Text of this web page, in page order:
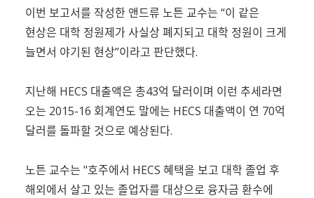
이번 보고서를 작성한 앤드류 노튼 교수는 “이 같은
현상은 대학 정원제가 사실상 폐지되고 대학 정원이 크게
늘면서 야기된 현상”이라고 판단했다.
지난해 HECS 대출액은 총43억 달러이며 이런 추세라면
오는 2015-16 회계연도 말에는 HECS 대출액이 연 70억
달러를 돌파할 것으로 예상된다.
노튼 교수는 "호주에서 HECS 혜택을 보고 대학 졸업 후
해외에서 살고 있는 졸업자를 대상으로 융자금 환수에